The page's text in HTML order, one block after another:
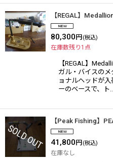
【REGAL】
80,300 円 (税込)
在庫数残り1点
【REGAL】
ガル・バイスの
ョナルヘッドが
ーのベースで、ト
【Peak Fishing】
41,800 円 (税込)
在庫なし